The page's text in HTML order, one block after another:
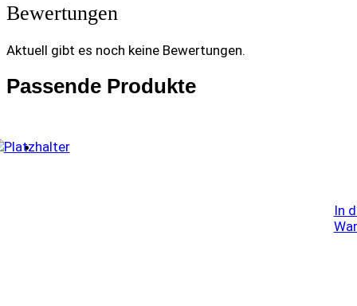
Bewertungen
Aktuell gibt es noch keine Bewertungen.
Passende Produkte
In